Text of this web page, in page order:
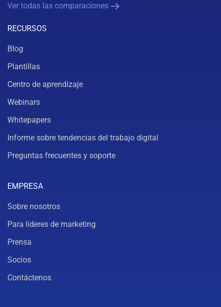
Ver todas las comparaciones
RECURSOS
Blog
Plantillas
Centro de aprendizaje
Webinars
Whitepapers
Informe sobre tendencias del trabajo digital
Preguntas frecuentes y soporte
EMPRESA
Sobre nosotros
Para líderes de marketing
Prensa
Socios
Contáctenos